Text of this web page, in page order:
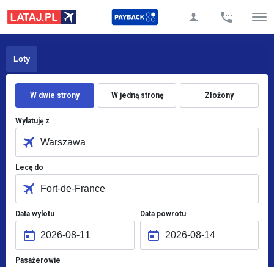
Loty
W dwie strony W jedną stronę Złożony
Wylatuję z
Lecę do
Data wylotu Data powrotu
Pasażerowie